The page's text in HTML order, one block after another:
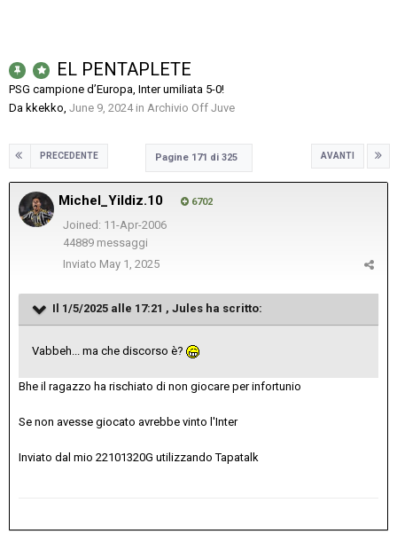
EL PENTAPLETE
PSG campione d’Europa, Inter umiliata 5-0!
Da kkekko, June 9, 2024in Archivio Off Juve
PRECEDENTE AVANTI
Pagine 171 di 325
Michel_Yildiz.10 6702
Joined: 11-Apr-2006
44889 messaggi
Inviato May 1, 2025
Il 1/5/2025 alle 17:21 , Jules ha scritto:
Vabbeh... ma che discorso è?
Bhe il ragazzo ha rischiato di non giocare per infortunio
Se non avesse giocato avrebbe vinto l'Inter
Inviato dal mio 22101320G utilizzando Tapatalk